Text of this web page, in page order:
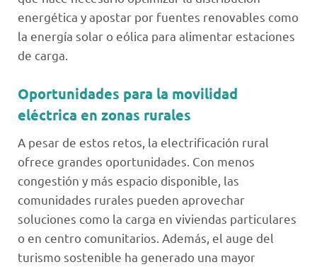
energética y apostar por fuentes renovables como
la energía solar o eólica para alimentar estaciones
de carga.
Oportunidades para la movilidad
eléctrica en zonas rurales
A pesar de estos retos, la electrificación rural
ofrece grandes oportunidades. Con menos
congestión y más espacio disponible, las
comunidades rurales pueden aprovechar
soluciones como la carga en viviendas particulares
o en centro comunitarios. Además, el auge del
turismo sostenible ha generado una mayor